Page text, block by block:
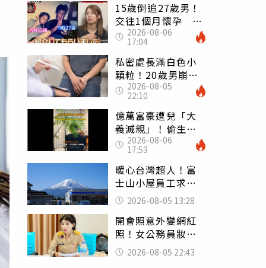
15歲倒追27歲男！
交往1個月懷孕 36
歲當阿嬤故事曝光
2026-08-06
17:04
私密處長滿白色小
顆粒！20歲男崩潰
求診 醫曝5大真相
別再誤會
2026-08-05
22:10
億萬富豪遭兒「大
義滅親」！偷生子
怕曝光 竟盜鄰居
身份辦假證落戶
2026-08-06
17:53
暖心台灣超人！富
士山小屋員工求助
「想活下去」 山
友狂背物資上山：
台灣真的是寶島
2026-08-05 13:28
開會照意外變網紅
照！女公務員妝容
掀2千則留言 本人
怒嗆：化妝有錯嗎
2026-08-05 22:43